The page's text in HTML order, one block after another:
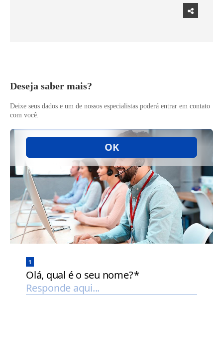
Deseja saber mais?
Deixe seus dados e um de nossos especialistas poderá entrar em contato
com você.